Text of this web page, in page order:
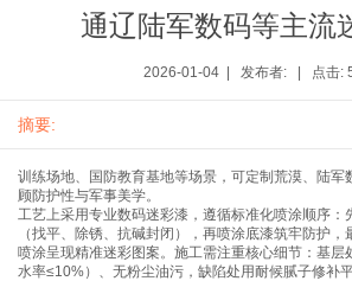
通辽陆军数码等主流
2026-01-04 | 发布者: | 点击:
摘要:
训练场地、国防教育基地等场景，可定制荒漠、陆军
顾防护性与军事美学。
工艺上采用专业数码迷彩漆，遵循标准化喷涂顺序：
（找平、除锈、抗碱封闭），再喷涂底漆筑牢防护
喷涂呈现精准迷彩图案。施工需注重核心细节：基层
水率≤10%）、无粉尘油污，缺陷处用耐候腻子修补